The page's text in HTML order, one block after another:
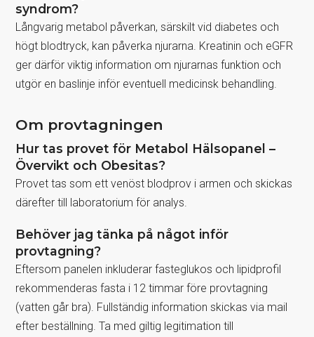
syndrom?
Långvarig metabol påverkan, särskilt vid diabetes och
högt blodtryck, kan påverka njurarna. Kreatinin och eGFR
ger därför viktig information om njurarnas funktion och
utgör en baslinje inför eventuell medicinsk behandling.
Om provtagningen
Hur tas provet för Metabol Hälsopanel –
Övervikt och Obesitas?
Provet tas som ett venöst blodprov i armen och skickas
därefter till laboratorium för analys.
Behöver jag tänka på något inför
provtagning?
Eftersom panelen inkluderar fasteglukos och lipidprofil
rekommenderas fasta i 12 timmar före provtagning
(vatten går bra). Fullständig information skickas via mail
efter beställning. Ta med giltig legitimation till